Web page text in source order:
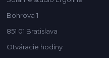
Bohrova 1
851 01 Bratislava
Otváracie hodiny